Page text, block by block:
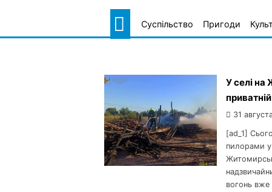
Суспільство Пригоди
У селі
31
[ad_1]
пилорами у
вогонь вже